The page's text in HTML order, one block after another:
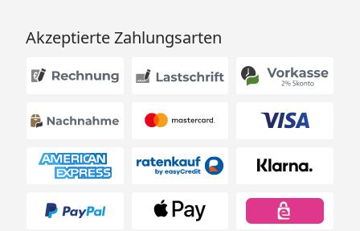
Akzeptierte Zahlungsarten